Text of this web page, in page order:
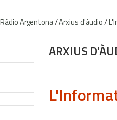
Ràdio Argentona/Arxius d'àudio/
ARXIUS